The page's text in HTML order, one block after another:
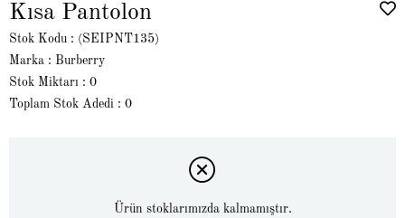
Kısa Pantolon
Stok Kodu
(SEIPNT135)
Marka : Burberry
Stok Miktarı : 0
Toplam Stok Adedi : 0
Ürün stoklarımızda kalmamıştır.